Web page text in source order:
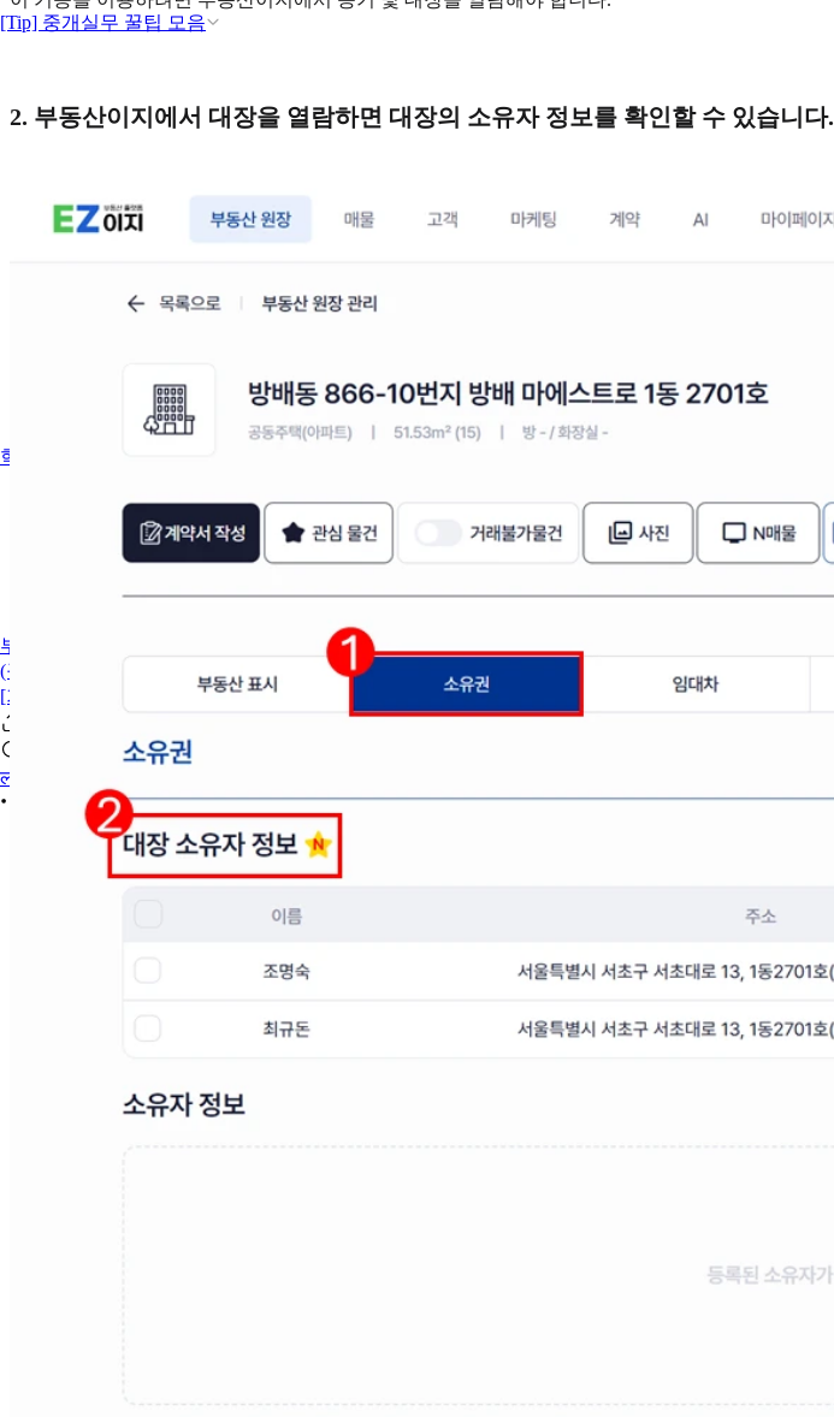
[Tip] 중개실무 꿀팁 모음
혁신적인 AI 기능
부동산이지 바로가기
(구) 사용 메뉴얼
[기간 한정] 이벤트
लॉगिन
2. 부동산이지에서 대장을 열람하면 대장의 소유자 정보를 확인할 수 있습니다.